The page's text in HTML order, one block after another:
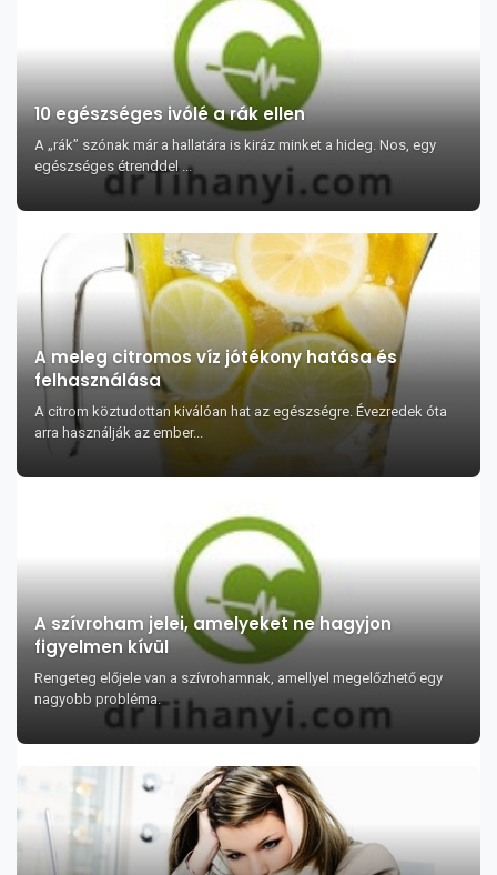
10 egészséges ivólé a rák ellen
A „rák” szónak már a hallatára is kiráz minket a hideg. Nos, egy
egészséges étrenddel ...
A meleg citromos víz jótékony hatása és
felhasználása
A citrom köztudottan kiválóan hat az egészségre. Évezredek óta
arra használják az ember...
A szívroham jelei, amelyeket ne hagyjon
figyelmen kívül
Rengeteg előjele van a szívrohamnak, amellyel megelőzhető egy
nagyobb probléma.